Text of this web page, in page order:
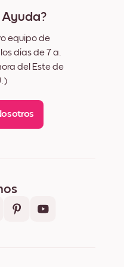
equipo de
días de 7 a.
del Este de